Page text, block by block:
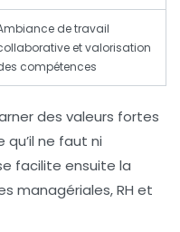
de travail
et valorisation
compétences
des valeurs fortes
ne faut ni
facilite ensuite la
managériales, RH et